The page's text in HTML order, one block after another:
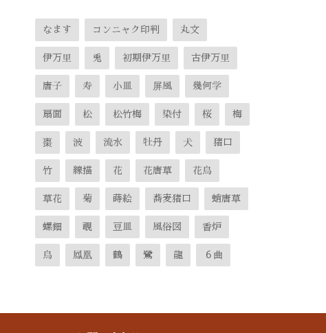
なます コンニャク印判 丸文
伊万里 兎 初期伊万里 古伊万里
唐子 寿 小皿 屏風 幾何学
扇面 松 松竹梅 染付 桜 梅
棗 波 流水 牡丹 犬 猪口
竹 線描 花 花唐草 花鳥
草花 菊 蒔絵 蕎麦猪口 蛸唐草
螺鈿 覗 豆皿 風俗図 香炉
鳥 鳳凰 鶴 鷺 龍 ６曲